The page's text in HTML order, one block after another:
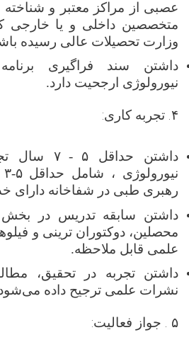
عصبی از مراکز معتبر و
متخصصین داخلی و یا خارجی
وزارت تحصیلات عالی رسیده
داشتن سند فراگیری
نیورولوژی ارجحیت دارد.
۴. تجربه کاری:
داشتن حداقل ۵ - ۷ سال
نیورولوژی ، شامل حداقل۵-۳
رهبری طبی در شفاخانه
داشتن سابقه تدریس در بخش
محصلین، دوکتوران ترینی و
علمی قابل ملاحظه.
داشتن تجربه در تحقیق،
نشرات علمی ترجیح داده
۵ . جواز فعالیت: